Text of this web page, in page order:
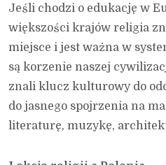
Jeśli chodzi o edukację w
większości krajów religia
miejsce i jest ważna w
są korzenie naszej
znali klucz kulturowy do
do jasnego spojrzenia na
literaturę, muzykę,